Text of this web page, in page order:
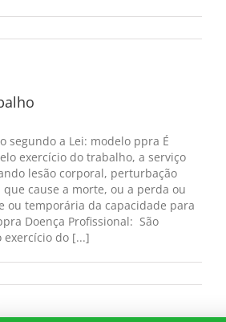
segundo a Lei: modelo ppra É
exercício do trabalho, a serviço
lesão corporal, perturbação
cause a morte, ou a perda ou
ou temporária da capacidade para
Doença Profissional: São
exercício do [...]